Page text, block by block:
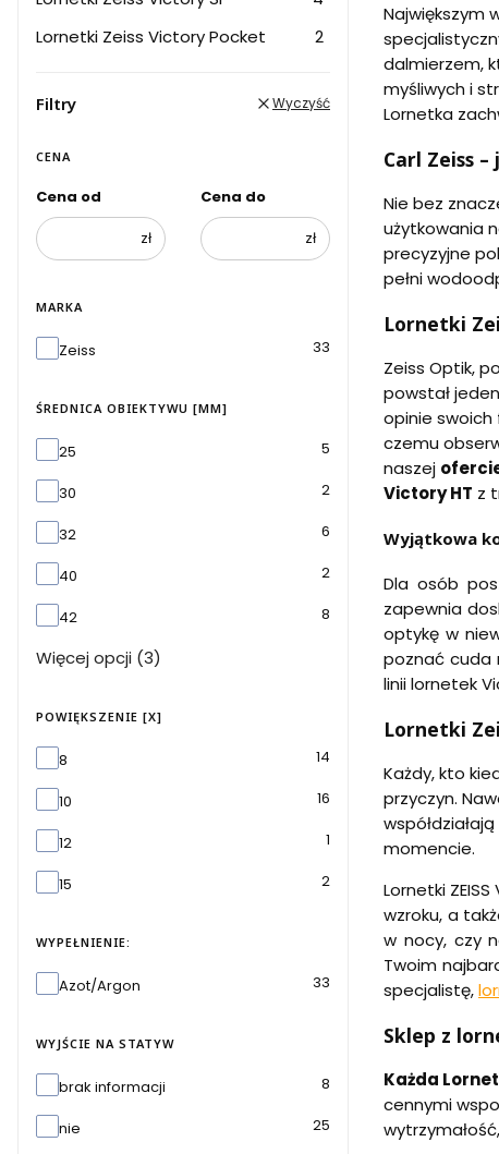
Lornetki Zeiss Victory Pocket
2
Filtry Wyczyść
CENA
Cena od
zł
Cena do
zł
MARKA
Marka
Zeiss 33
ŚREDNICA OBIEKTYWU [MM]
Średnica obiektywu [mm]
25 5
30 2
32 6
40 2
42 8
Więcej opcji (3)
POWIĘKSZENIE [X]
Powiększenie [x]
8 14
10 16
12 1
15 2
WYPEŁNIENIE:
Wypełnienie:
Azot/Argon 33
WYJŚCIE NA STATYW
Wyjście na statyw
brak informacji 8
nie 25
Największym
dalmierzem,
myśliwych i
Lornetka
Carl Zeiss
Nie bez
użytkowania
precyzyjne
pełni
Lornetki
Zeiss Optik,
powstał
opinie swoich
czemu
naszej
Victory HT z
Wyjątkowa
Dla osób
zapewnia
optykę w
poznać cuda
linii lornetek
Lornetki
Każdy, kto
przyczyn.
momencie.
Lornetki
wzroku, a
w nocy, czy
Twoim
specjalistę,
Sklep z
Każda
cennymi